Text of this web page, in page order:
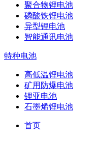
聚合物锂电池
磷酸铁锂电池
异型锂电池
智能通讯电池
特种电池
高低温锂电池
矿用防爆电池
锂亚电池
石墨烯锂电池
首页